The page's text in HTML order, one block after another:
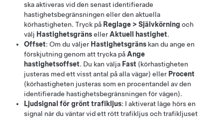
ska aktiveras vid den senast identifierade
hastighetsbegränsningen eller den aktuella
körhastigheten. Tryck på Reglage > Självkörning och
välj Hastighetsgränseller Aktuell hastighet.
Offset: Om du väljer Hastighetsgräns kan du ange en
förskjutning genom att trycka på Ange
hastighetsoffset. Du kan välja Fast (körhastigheten
justeras med ett visst antal på alla vägar) eller Procent
(körhastigheten justeras som en procentandel av den
identifierade hastighetsbegränsningen för vägen).
Ljudsignal för grönt trafikljus: I aktiverat läge hörs en
signal när du väntar vid ett rött trafikljus och trafikljuset